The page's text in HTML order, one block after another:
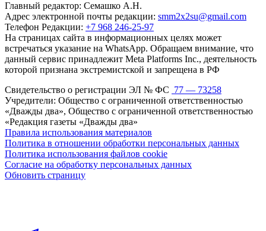
Главный редактор: Семашко А.Н.
Адрес электронной почты редакции: smm2x2su@gmail.com
Телефон Редакции: +7 968 246-25-97
На страницах сайта в информационных целях может
встречаться указание на WhatsApp. Обращаем внимание, что
данный сервис принадлежит Meta Platforms Inc., деятельность
которой признана экстремистской и запрещена в РФ
Свидетельство о регистрации ЭЛ № ФС 77 — 73258
Учредители: Общество с ограниченной ответственностью
«Дважды два», Общество с ограниченной ответственностью
«Редакция газеты «Дважды два»
Правила использования материалов
Политика в отношении обработки персональных данных
Политика использования файлов cookie
Согласие на обработку персональных данных
Обновить страницу